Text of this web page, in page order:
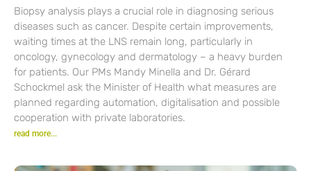
Biopsy analysis plays a crucial role in diagnosing serious
diseases such as cancer. Despite certain improvements,
waiting times at the LNS remain long, particularly in
oncology, gynecology and dermatology – a heavy burden
for patients. Our PMs Mandy Minella and Dr. Gérard
Schockmel ask the Minister of Health what measures are
planned regarding automation, digitalisation and possible
cooperation with private laboratories.
read more...